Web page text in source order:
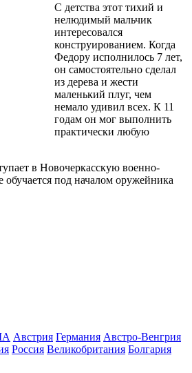
С детства этот тихий и
нелюдимый мальчик
интересовался
конструированием. Когда
Федору исполнилось 7 лет,
он самостоятельно сделал
из дерева и жести
маленький плуг, чем
немало удивил всех. К 11
годам он мог выполнить
практически любую
в Новочеркасскую военно-
обучается под началом оружейника
Австрия Германия Австро-Венгрия
Росcия Великобритания Болгария